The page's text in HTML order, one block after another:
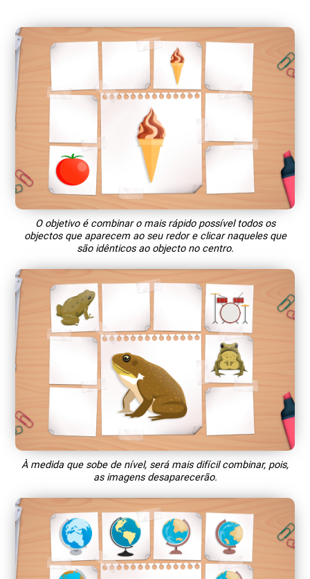
O objetivo é combinar o mais rápido possível todos os
objectos que aparecem ao seu redor e clicar naqueles que
são idênticos ao objecto no centro.
À medida que sobe de nível, será mais difícil combinar, pois,
as imagens desaparecerão.